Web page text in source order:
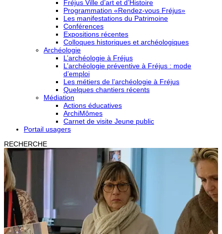
Fréjus Ville d’art et d’Histoire
Programmation «Rendez-vous Fréjus»
Les manifestations du Patrimoine
Conférences
Expositions récentes
Colloques historiques et archéologiques
Archéologie
L’archéologie à Fréjus
L’archéologie préventive à Fréjus : mode
d’emploi
Les métiers de l’archéologie à Fréjus
Quelques chantiers récents
Médiation
Actions éducatives
ArchiMômes
Carnet de visite Jeune public
Portail usagers
RECHERCHE